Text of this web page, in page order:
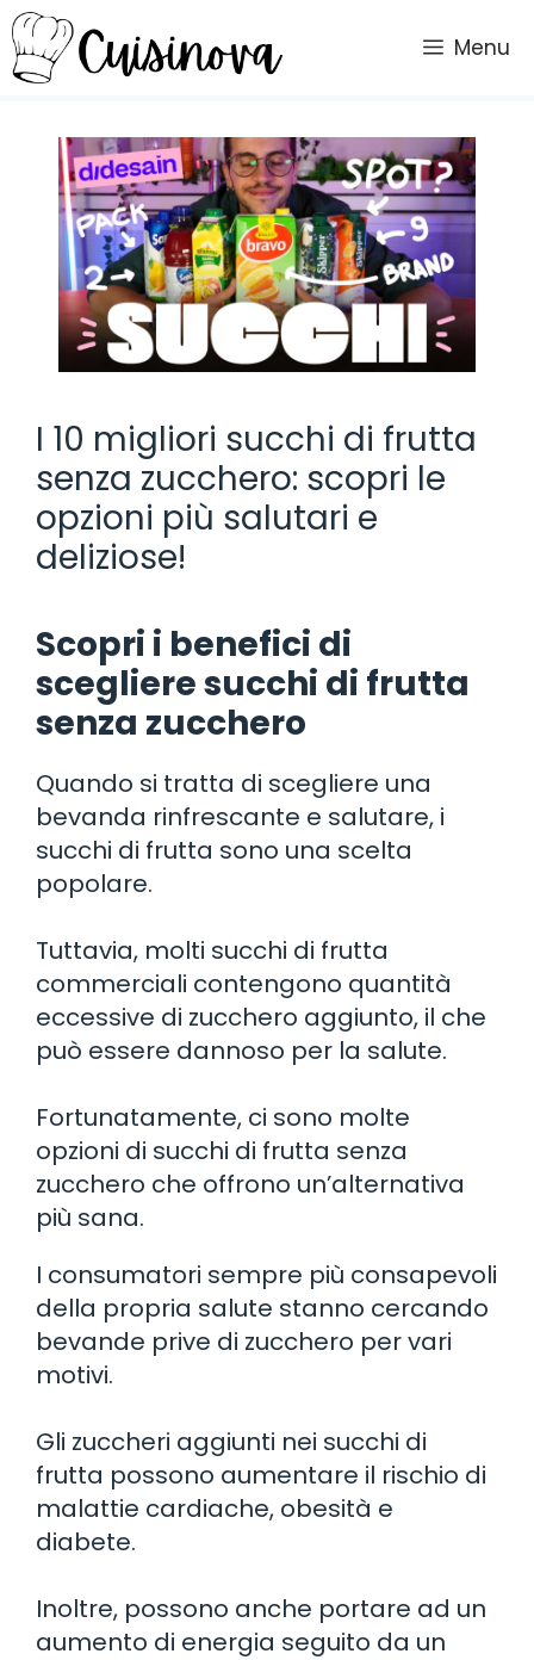
Vai
al
contenuto
Menu
I 10 migliori succhi di frutta
senza zucchero: scopri le
opzioni più salutari e
deliziose!
Scopri i benefici di
scegliere succhi di frutta
senza zucchero
Quando si tratta di scegliere una
bevanda rinfrescante e salutare, i
succhi di frutta sono una scelta
popolare.
Tuttavia, molti succhi di frutta
commerciali contengono quantità
eccessive di zucchero aggiunto, il che
può essere dannoso per la salute.
Fortunatamente, ci sono molte
opzioni di succhi di frutta senza
zucchero che offrono un’alternativa
più sana.
I consumatori sempre più consapevoli
della propria salute stanno cercando
bevande prive di zucchero per vari
motivi.
Gli zuccheri aggiunti nei succhi di
frutta possono aumentare il rischio di
malattie cardiache, obesità e
diabete.
Inoltre, possono anche portare ad un
aumento di energia seguito da un